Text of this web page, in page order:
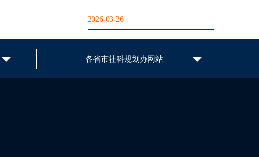
2026-03-26
各省市社科规划办网站